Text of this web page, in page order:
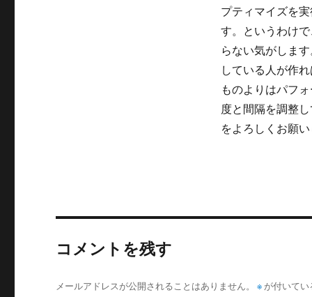
プティマイズを
す。というわけ
らない気がしま
している人が作
ものよりはパフ
度と間隔を調整
をよろしくお願
コメントを残す
メールアドレスが公開されることはありません。 ※ が付いて